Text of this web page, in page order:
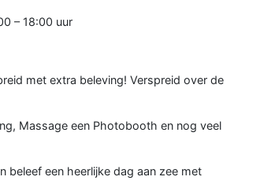
– 18:00 uur
met extra beleving! Verspreid over de
Massage een Photobooth en nog veel
beleef een heerlijke dag aan zee met